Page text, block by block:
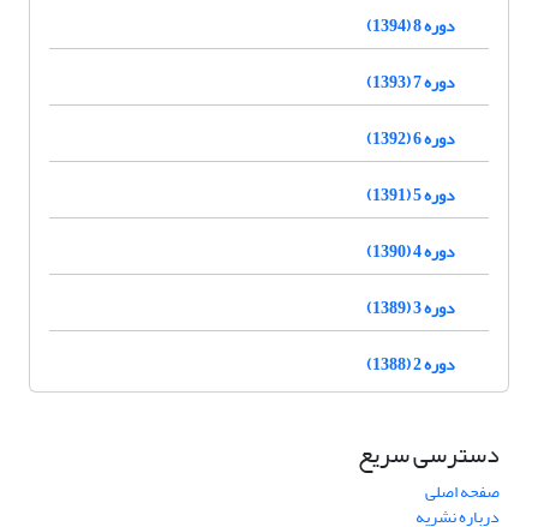
دوره 8 (1394)
دوره 7 (1393)
دوره 6 (1392)
دوره 5 (1391)
دوره 4 (1390)
دوره 3 (1389)
دوره 2 (1388)
دسترسی سریع
صفحه اصلی
درباره نشریه